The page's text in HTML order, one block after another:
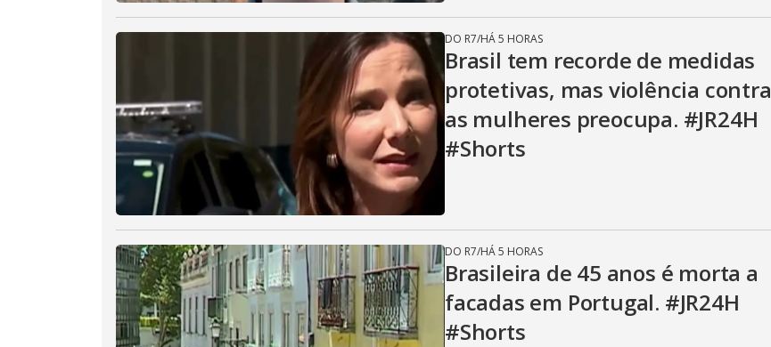
DO R7/HÁ 5 HORAS
Brasil tem recorde de medidas
protetivas, mas violência contra
as mulheres preocupa. #JR24H
#Shorts
DO R7/HÁ 5 HORAS
Brasileira de 45 anos é morta a
facadas em Portugal. #JR24H
#Shorts